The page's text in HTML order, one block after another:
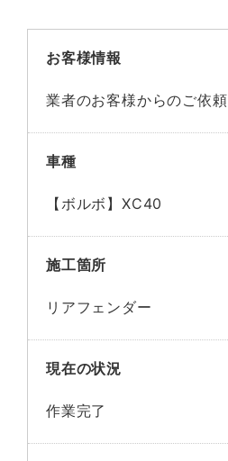
お客様情報
業者のお客様からのご依頼
車種
【ボルボ】XC40
施工箇所
リアフェンダー
現在の状況
作業完了